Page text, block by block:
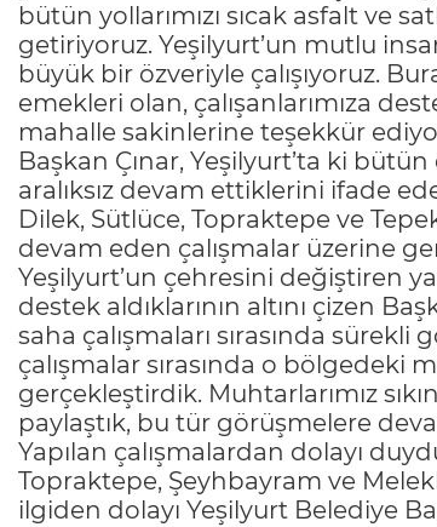
bütün yollarımızı sıcak asfalt ve
getiriyoruz. Yeşilyurt’un mutlu
büyük bir özveriyle çalışıyoruz.
emekleri olan, çalışanlarımıza
mahalle sakinlerine teşekkür
Başkan Çınar, Yeşilyurt’ta ki
aralıksız devam ettiklerini ifade
Dilek, Sütlüce, Topraktepe ve
devam eden çalışmalar üzerine
Yeşilyurt’un çehresini değiştiren
destek aldıklarının altını çizen
saha çalışmaları sırasında
çalışmalar sırasında o bölgedeki
gerçekleştirdik. Muhtarlarımız
paylaştık, bu tür görüşmelere
Yapılan çalışmalardan dolayı
Topraktepe, Şeyhbayram ve
ilgiden dolayı Yeşilyurt Belediye